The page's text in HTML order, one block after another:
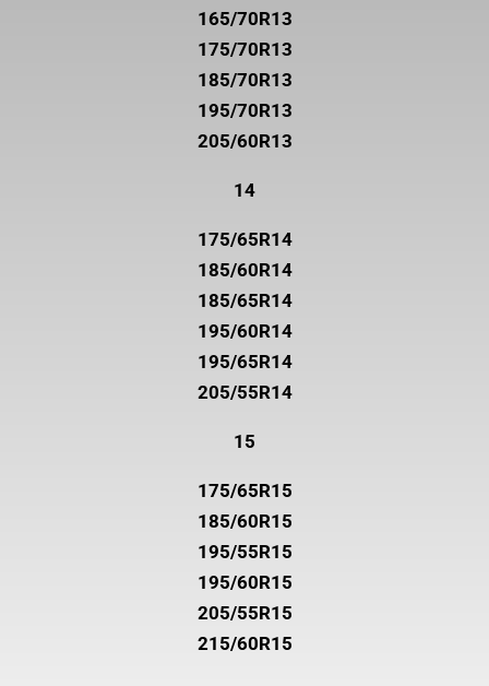
165/70R13
175/70R13
185/70R13
195/70R13
205/60R13
14
175/65R14
185/60R14
185/65R14
195/60R14
195/65R14
205/55R14
15
175/65R15
185/60R15
195/55R15
195/60R15
205/55R15
215/60R15